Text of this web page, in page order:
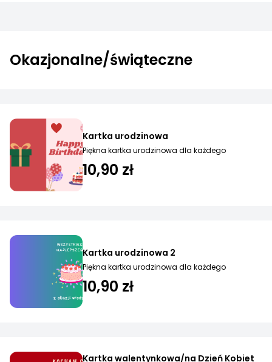
Okazjonalne/świąteczne
Kartka urodzinowa
Piękna kartka urodzinowa dla każdego
10,90 zł
Kartka urodzinowa 2
Piękna kartka urodzinowa dla każdego
10,90 zł
Kartka walentynkowa/na Dzień Kobiet